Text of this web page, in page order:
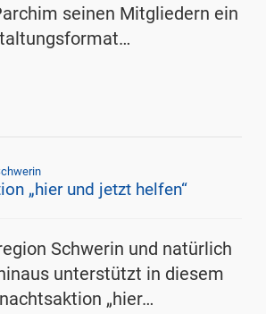
seinen Mitgliedern ein
„hier und jetzt helfen“
Schwerin und natürlich
unterstützt in diesem
„hier…